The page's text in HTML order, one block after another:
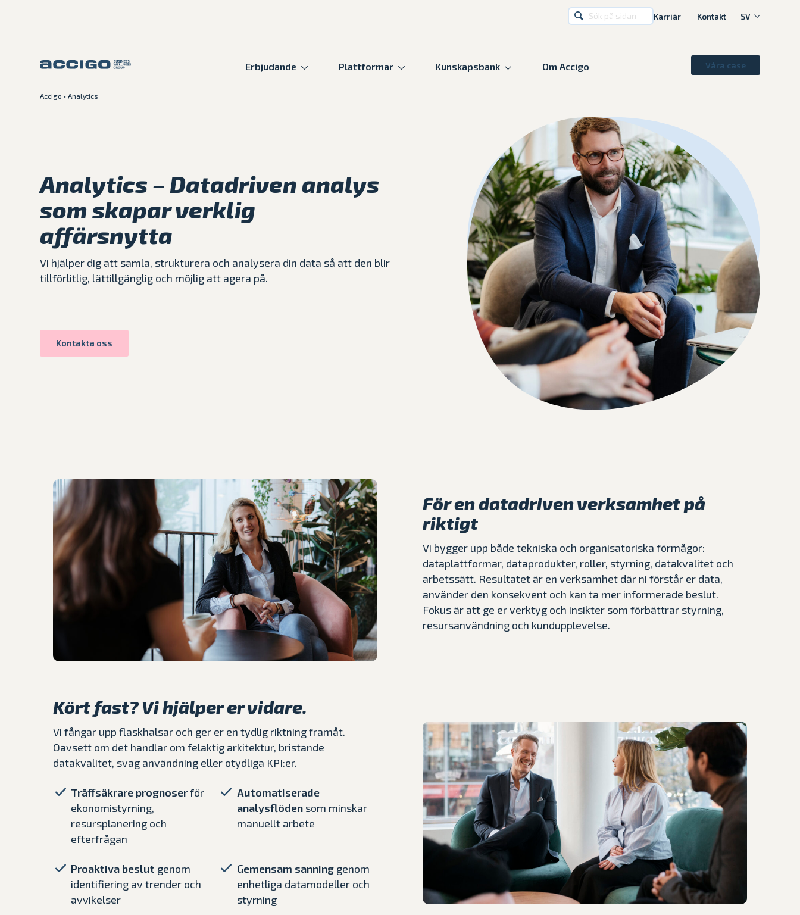
Karriär Kontakt SV
Erbjudande Plattformar Kunskapsbank Om Accigo Våra case
Karriär
Plattformar
Kunskapsbank
Om Accigo
Accigo •Analytics
Analytics – Datadriven analys
som skapar verklig
affärsnytta
Vi hjälper dig att samla, strukturera och analysera din data så att den blir
tillförlitlig, lättillgänglig och möjlig att agera på.
Kontakta oss
För en datadriven verksamhet på
riktigt
Vi bygger upp både tekniska och organisatoriska förmågor:
dataplattformar, dataprodukter, roller, styrning, datakvalitet och
arbetssätt. Resultatet är en verksamhet där ni förstår er data,
använder den konsekvent och kan ta mer informerade beslut.
Fokus är att ge er verktyg och insikter som förbättrar styrning,
resursanvändning och kundupplevelse.
Kört fast? Vi hjälper er vidare.
Vi fångar upp flaskhalsar och ger er en tydlig riktning framåt.
Oavsett om det handlar om felaktig arkitektur, bristande
datakvalitet, svag användning eller otydliga KPI:er.
Träffsäkrare prognoserför
ekonomistyrning,
resursplanering och
efterfrågan
Automatiserade
analysflödensom minskar
manuellt arbete
Proaktiva beslut genom
identifiering av trender och
avvikelser
Gemensam sanninggenom
enhetliga datamodeller och
styrning